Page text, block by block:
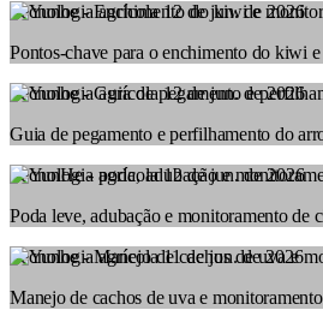
Tecnologia agrícola 12 de jun. de 2026
Pontos-chave para o enchimento do kiwi
Tecnologia agrícola 12 de jun. de 2026
Guia de pegamento e perfilhamento do
Tecnologia agrícola 12 de jun. de 2026
Poda leve, adubação e monitoramento de
Tecnologia agrícola 11 de jun. de 2026
Manejo de cachos de uva e